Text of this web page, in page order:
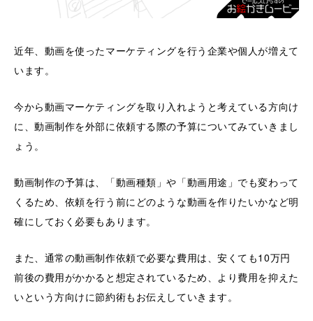
近年、動画を使ったマーケティングを行う企業や個人が増えて
います。
今から動画マーケティングを取り入れようと考えている方向け
に、動画制作を外部に依頼する際の予算についてみていきまし
ょう。
動画制作の予算は、「動画種類」や「動画用途」でも変わって
くるため、依頼を行う前にどのような動画を作りたいかなど明
確にしておく必要もあります。
また、通常の動画制作依頼で必要な費用は、安くても10万円
前後の費用がかかると想定されているため、より費用を抑えた
いという方向けに節約術もお伝えしていきます。